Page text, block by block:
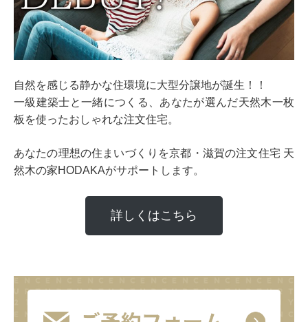
自然を感じる静かな住環境に大型分譲地が誕生！！
一級建築士と一緒につくる、あなたが選んだ天然木一枚
板を使ったおしゃれな注文住宅。
あなたの理想の住まいづくりを京都・滋賀の注文住宅 天
然木の家HODAKAがサポートします。
詳しくはこちら